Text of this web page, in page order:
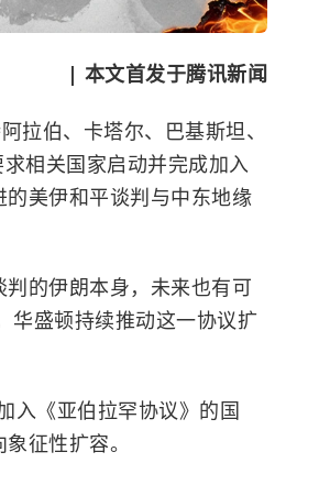
| 本文首发于腾讯新闻
拉伯、卡塔尔、巴基斯坦、
求相关国家启动并完成加入
美伊和平谈判与中东地缘
的伊朗本身，未来也有可
华盛顿持续推动这一协议扩
入《亚伯拉罕协议》的国
征性扩容。